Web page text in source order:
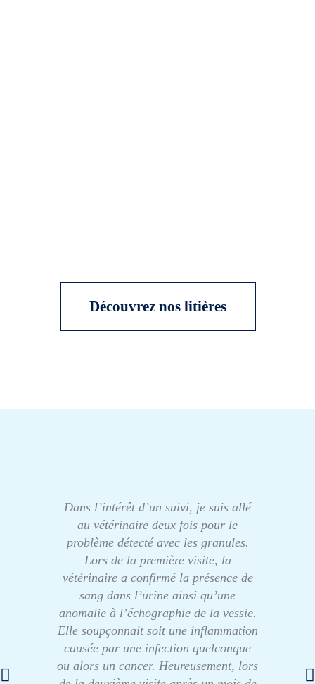
Découvrez nos litières
Dans l’intérêt d’un suivi, je suis allé
au vétérinaire deux fois pour le
problème détecté avec les granules.
Lors de la première visite, la
vétérinaire a confirmé la présence de
sang dans l’urine ainsi qu’une
anomalie à l’échographie de la vessie.
Elle soupçonnait soit une inflammation
causée par une infection quelconque
ou alors un cancer. Heureusement, lors